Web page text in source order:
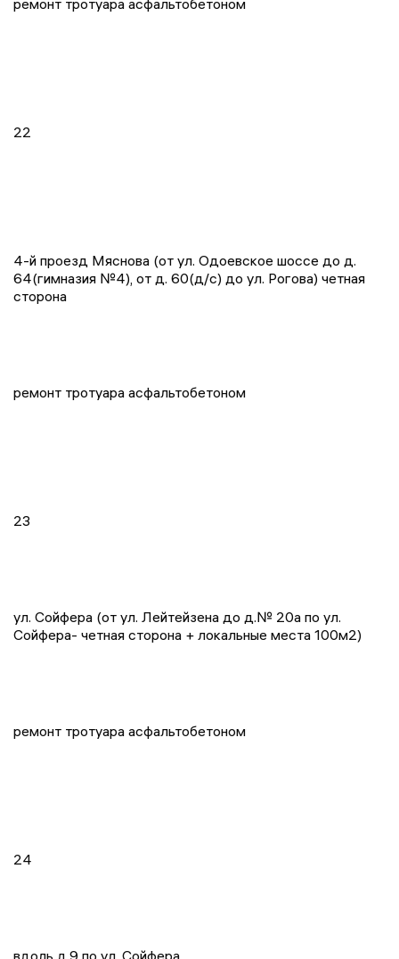
ремонт тротуара асфальтобетоном
22
4-й проезд Мяснова (от ул. Одоевское шоссе до д.
64(гимназия №4), от д. 60(д/с) до ул. Рогова) четная
сторона
ремонт тротуара асфальтобетоном
23
ул. Сойфера (от ул. Лейтейзена до д.№ 20а по ул.
Сойфера- четная сторона + локальные места 100м2)
ремонт тротуара асфальтобетоном
24